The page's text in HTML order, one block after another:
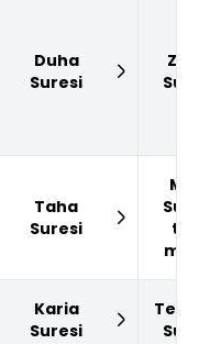
Duha
Suresi
Taha
Suresi
Karia
Suresi